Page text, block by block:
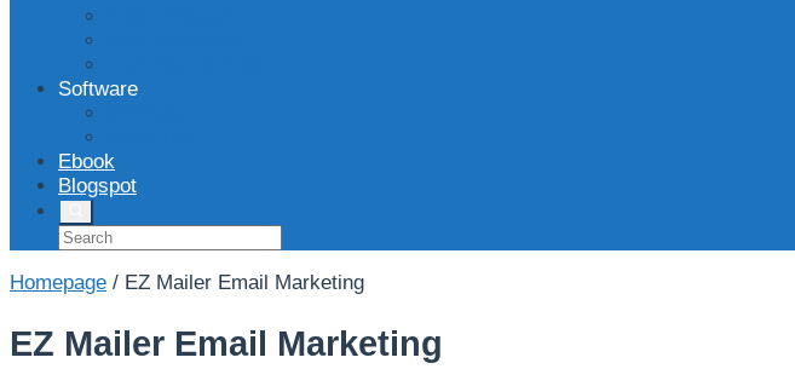
Software
Ebook
Blogspot
Homepage / EZ Mailer Email Marketing
EZ Mailer Email Marketing